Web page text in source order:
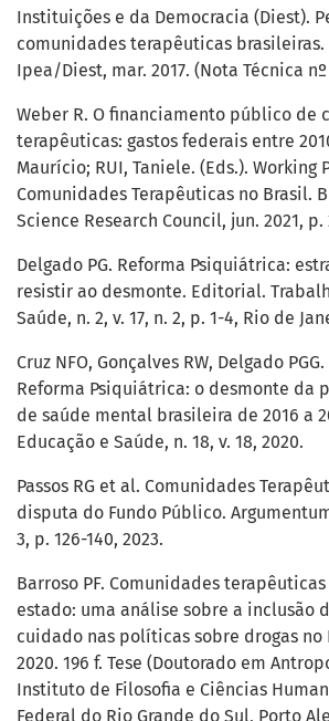
Instituições e da Democracia (Diest).
comunidades terapêuticas brasileiras.
Ipea/Diest, mar. 2017. (Nota Técnica nº
Weber R. O financiamento público de
terapêuticas: gastos federais entre
Maurício; RUI, Taniele. (Eds.). Working
Comunidades Terapêuticas no Brasil.
Science Research Council, jun. 2021, p.
Delgado PG. Reforma Psiquiátrica:
resistir ao desmonte. Editorial.
Saúde, n. 2, v. 17, n. 2, p. 1-4, Rio de
Cruz NFO, Gonçalves RW, Delgado
Reforma Psiquiátrica: o desmonte da
de saúde mental brasileira de 2016 a
Educação e Saúde, n. 18, v. 18, 2020.
Passos RG et al. Comunidades
disputa do Fundo Público.
3, p. 126-140, 2023.
Barroso PF. Comunidades
estado: uma análise sobre a inclusão
cuidado nas políticas sobre drogas no
2020. 196 f. Tese (Doutorado em
Instituto de Filosofia e Ciências
Federal do Rio Grande do Sul, Porto